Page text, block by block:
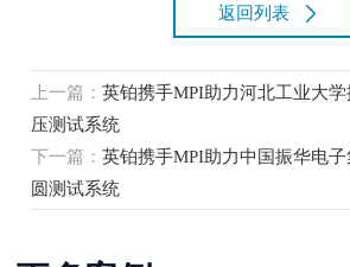
返回列表
上一篇：英铂携手MPI助力河北工业大
压测试系统
下一篇：英铂携手MPI助力中国振华电
圆测试系统